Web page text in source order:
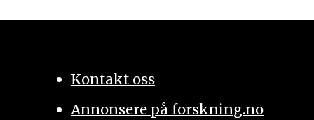
Kontakt oss
Annonsere på forskning.no